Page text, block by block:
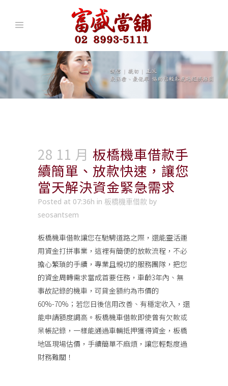
28 11 月 板橋機車借款手
續簡單、放款快速，讓您
當天解決資金緊急需求
Posted at 07:36h in 板橋機車借款 by
seosantsem
板橋機車借款讓您在馳騁道路之際，還能靈活運
用資金打拼事業，這裡有簡便的放款流程，不必
擔心繁瑣的手續，專業且親切的服務團隊，把您
的資金周轉需求當成首要任務，車齡3年內、無
事故記錄的機車，可貸金額約為市價的
60%-70%；若您日後信用改善、有穩定收入，還
能申請額度調高。板橋機車借款即使曾有欠款或
呆帳記錄，一樣能通過車輛抵押獲得資金，板橋
地區現場估價，手續簡單不麻煩，讓您輕鬆度過
財務難關！